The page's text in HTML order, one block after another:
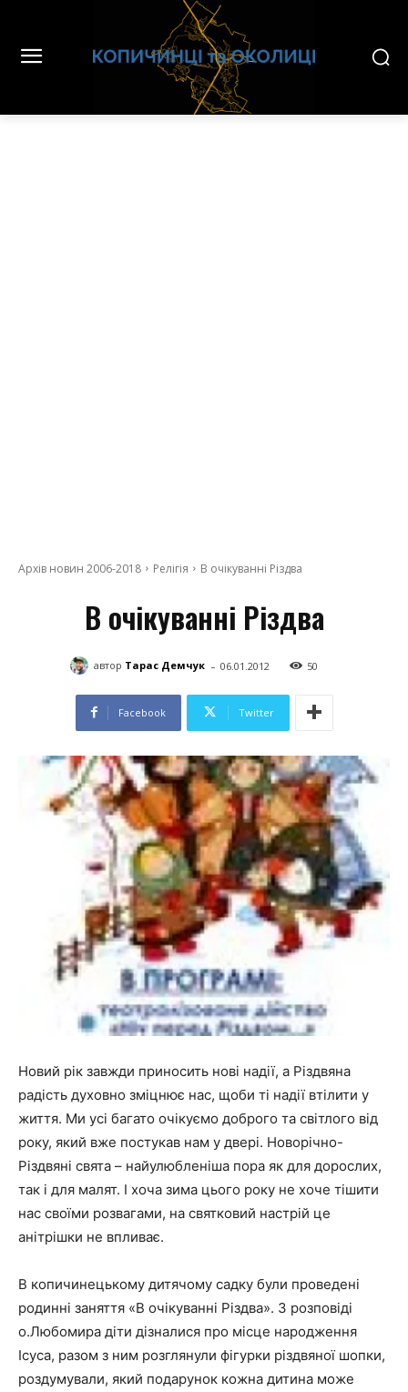
Архів новин 2006-2018 Релігія В очікуванні Різдва
В очікуванні Різдва
автор Тарас Демчук - 06.01.2012 50
Facebook Twitter
Новий рік завжди приносить нові надії, а Різдвяна
радість духовно зміцнює нас, щоби ті надії втілити у
життя. Ми усі багато очікуємо доброго та світлого від
року, який вже постукав нам у двері. Новорічно-
Різдвяні свята – найулюбленіша пора як для дорослих,
так і для малят. І хоча зима цього року не хоче тішити
нас своїми розвагами, на святковий настрій це
анітрішки не впливає.
В копичинецькому дитячому садку були проведені
родинні заняття «В очікуванні Різдва». З розповіді
о.Любомира діти дізналися про місце народження
Ісуса, разом з ним розглянули фігурки різдвяної шопки,
роздумували, який подарунок кожна дитина може